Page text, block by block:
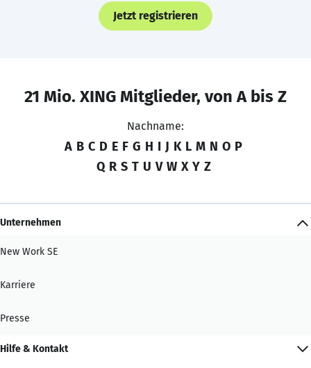
Jetzt registrieren
21 Mio. XING Mitglieder, von A bis Z
Nachname:
A B C D E F G H I J K L M N O P
Q R S T U V W X Y Z
Unternehmen
New Work SE
Karriere
Presse
Hilfe & Kontakt